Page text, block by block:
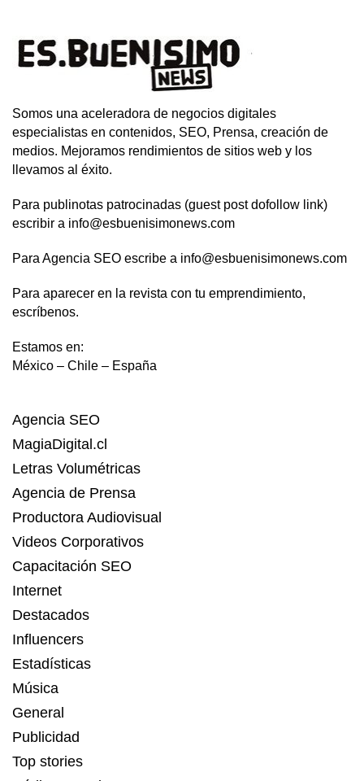
Somos una aceleradora de negocios digitales
especialistas en contenidos, SEO, Prensa, creación de
medios. Mejoramos rendimientos de sitios web y los
llevamos al éxito.
Para publinotas patrocinadas (guest post dofollow link)
escribir a info@esbuenisimonews.com
Para Agencia SEO escribe a info@esbuenisimonews.com
Para aparecer en la revista con tu emprendimiento,
escríbenos.
Estamos en:
México – Chile – España
Agencia SEO
MagiaDigital.cl
Letras Volumétricas
Agencia de Prensa
Productora Audiovisual
Videos Corporativos
Capacitación SEO
Internet
Destacados
Influencers
Estadísticas
Música
General
Publicidad
Top stories